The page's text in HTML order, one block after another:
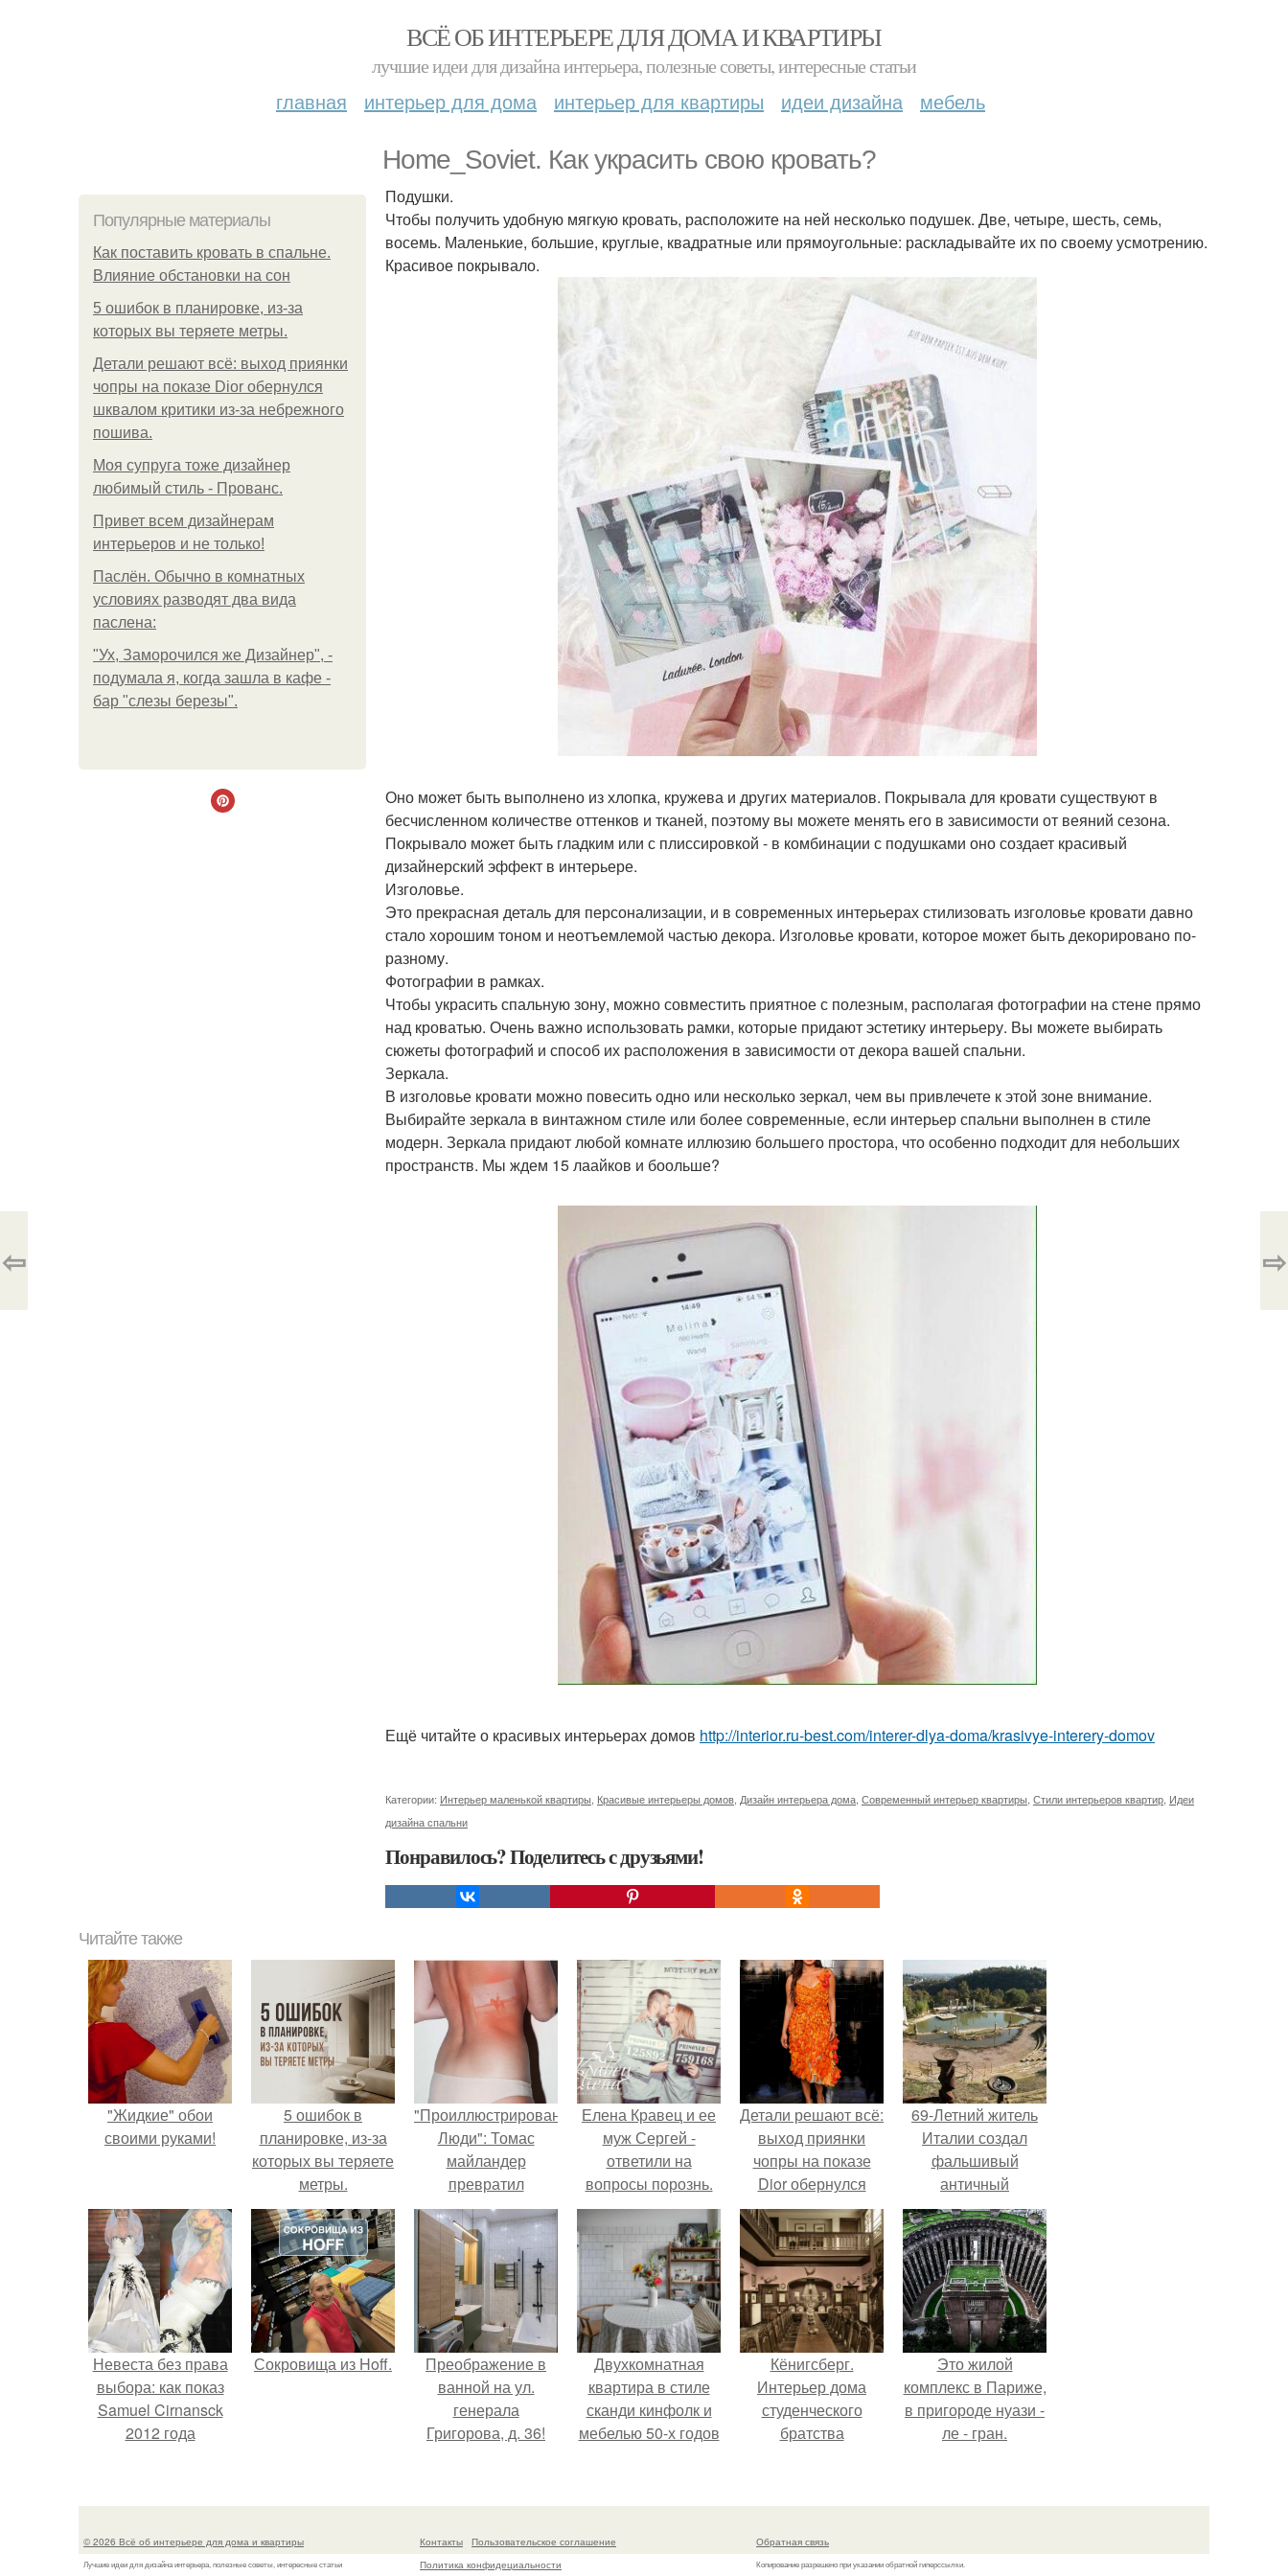
ВСЁ ОБ ИНТЕРЬЕРЕ ДЛЯ ДОМА И КВАРТИРЫ
лучшие идеи для дизайна интерьера, полезные советы, интересные статьи
главная интерьер для дома интерьер для квартиры идеи дизайна мебель
Home_Soviet. Как украсить свою кровать?
Популярные материалы
Как поставить кровать в спальне.
Влияние обстановки на сон
5 ошибок в планировке, из-за
которых вы теряете метры.
Детали решают всё: выход приянки
чопры на показе Dior обернулся
шквалом критики из-за небрежного
пошива.
Моя супруга тоже дизайнер
любимый стиль - Прованс.
Привет всем дизайнерам
интерьеров и не только!
Паслён. Обычно в комнатных
условиях разводят два вида
паслена:
"Ух, Заморочился же Дизайнер", -
подумала я, когда зашла в кафе -
бар "слезы березы".
Подушки.
Чтобы получить удобную мягкую кровать, расположите на ней несколько подушек. Две, четыре, шесть, семь,
восемь. Маленькие, большие, круглые, квадратные или прямоугольные: раскладывайте их по своему усмотрению.
Красивое покрывало.
Оно может быть выполнено из хлопка, кружева и других материалов. Покрывала для кровати существуют в
бесчисленном количестве оттенков и тканей, поэтому вы можете менять его в зависимости от веяний сезона.
Покрывало может быть гладким или с плиссировкой - в комбинации с подушками оно создает красивый
дизайнерский эффект в интерьере.
Изголовье.
Это прекрасная деталь для персонализации, и в современных интерьерах стилизовать изголовье кровати давно
стало хорошим тоном и неотъемлемой частью декора. Изголовье кровати, которое может быть декорировано по-
разному.
Фотографии в рамках.
Чтобы украсить спальную зону, можно совместить приятное с полезным, располагая фотографии на стене прямо
над кроватью. Очень важно использовать рамки, которые придают эстетику интерьеру. Вы можете выбирать
сюжеты фотографий и способ их расположения в зависимости от декора вашей спальни.
Зеркала.
В изголовье кровати можно повесить одно или несколько зеркал, чем вы привлечете к этой зоне внимание.
Выбирайте зеркала в винтажном стиле или более современные, если интерьер спальни выполнен в стиле
модерн. Зеркала придают любой комнате иллюзию большего простора, что особенно подходит для небольших
пространств. Мы ждем 15 лаайков и боольше?
Ещё читайте о красивых интерьерах домов http://interior.ru-best.com/interer-dlya-doma/krasivye-interery-domov
Категории: Интерьер маленькой квартиры Красивые интерьеры домов Дизайн интерьера дома Современный интерьер квартиры Стили интерьеров квартир Идеи
дизайна спальни
Понравилось? Поделитесь с друзьями!
⇦ ⇨
Читайте также
"Жидкие" обои
своими руками!
5 ошибок в
планировке, из-за
которых вы теряете
метры.
"Проиллюстрированные
Люди": Томас
майландер
превратил
солнечные ожоги в
арт - объект.
Елена Кравец и ее
муж Сергей -
ответили на
вопросы порознь.
Детали решают всё:
выход приянки
чопры на показе
Dior обернулся
шквалом критики
из-за небрежного
пошива.
69-Летний житель
Италии создал
фальшивый
античный
амфитеатр и
долгое время
успешно выдавал
его за настоящее
историческое
наследие.
Невеста без права
выбора: как показ
Samuel Cirnansck
2012 года
принуждения.
Сокровища из Hoff.
Преображение в
ванной на ул.
генерала
Григорова, д. 36!
Двухкомнатная
квартира в стиле
сканди кинфолк и
мебелью 50-х годов
Кёнигсберг.
Интерьер дома
студенческого
братства
Это жилой
комплекс в Париже,
в пригороде нуази -
ле - гран.
© 2026 Всё об интерьере для дома и квартиры
Лучшие идеи для дизайна интерьера, полезные советы, интересные статьи
Контакты
Пользовательское соглашение
Политика конфидециальности
Обратная связь
Копирование разрешено при указании обратной гиперссылки.